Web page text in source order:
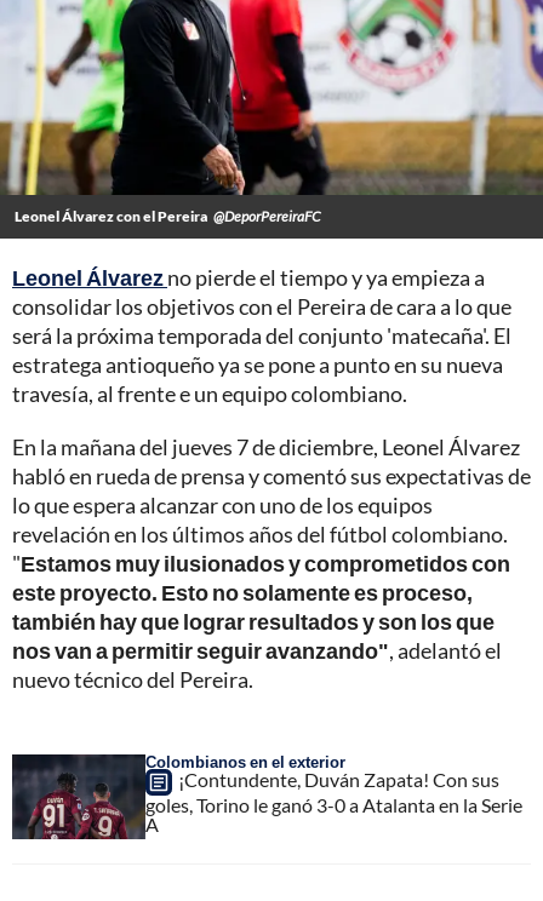
Leonel Álvarez con el Pereira @DeporPereiraFC
Leonel Álvarezno pierde el tiempo y ya empieza a
consolidar los objetivos con el Pereira de cara a lo que
será la próxima temporada del conjunto 'matecaña'. El
estratega antioqueño ya se pone a punto en su nueva
travesía, al frente e un equipo colombiano.
En la mañana del jueves 7 de diciembre, Leonel Álvarez
habló en rueda de prensa y comentó sus expectativas de
lo que espera alcanzar con uno de los equipos
revelación en los últimos años del fútbol colombiano.
"Estamos muy ilusionados y comprometidos con
este proyecto. Esto no solamente es proceso,
también hay que lograr resultados y son los que
nos van a permitir seguir avanzando", adelantó el
nuevo técnico del Pereira.
Colombianos en el exterior
¡Contundente, Duván Zapata! Con sus
goles, Torino le ganó 3-0 a Atalanta en la Serie
A